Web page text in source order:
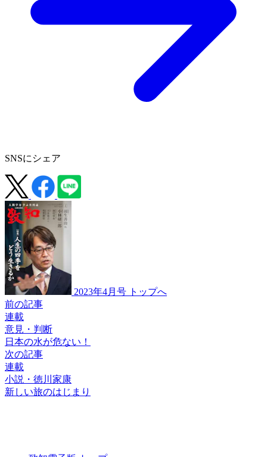
SNSにシェア
2023年4月号 トップへ
前の記事
連載
意見・判断
日本の水が危ない！
次の記事
連載
小説・徳川家康
新しい旅のはじまり